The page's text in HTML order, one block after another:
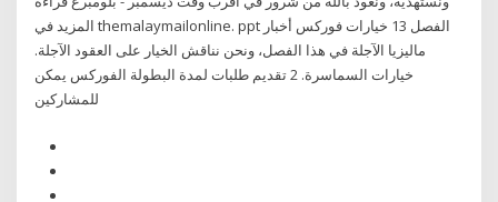
المزيد في themalaymailonline. ppt الفصل 13 خيارات فوركس أخبار
ماليزيا الآجلة في هذا الفصل، ونحن نناقش الخيار على العقود الآجلة.
خيارات السماسرة. 2 تقديم طلبات لمدة البطولة الفوركس يمكن
للمشاركين